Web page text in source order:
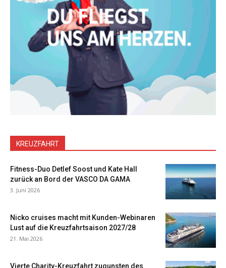
KREUZFAHRT
Fitness-Duo Detlef Soost und Kate Hall
zurück an Bord der VASCO DA GAMA
3. Juni 2026
Nicko cruises macht mit Kunden-Webinaren
Lust auf die Kreuzfahrtsaison 2027/28
21. Mai 2026
Vierte Charity-Kreuzfahrt zugunsten des